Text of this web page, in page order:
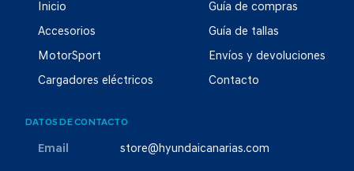
Inicio
Accesorios
MotorSport
Cargadores eléctricos
Guía de compras
Guía de tallas
Envíos y devoluciones
Contacto
DATOS DE CONTACTO
Email store@hyundaicanarias.com